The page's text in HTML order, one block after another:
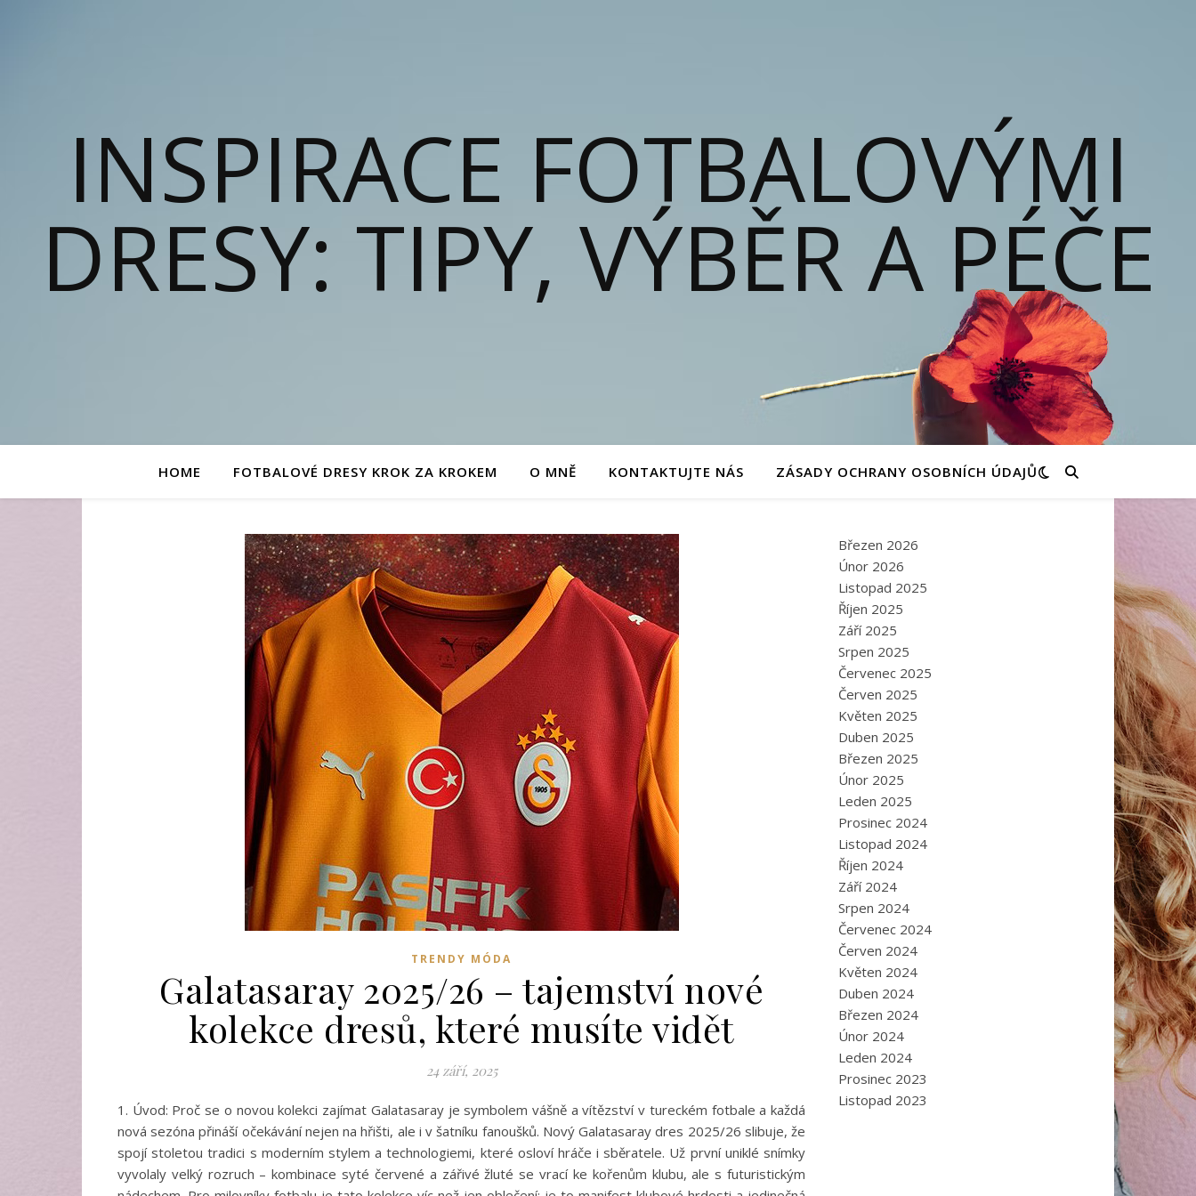
INSPIRACE FOTBALOVÝMI
DRESY: TIPY, VÝBĚR A PÉČE
HOME FOTBALOVÉ DRESY KROK ZA KROKEM O MNĚ KONTAKTUJTE NÁS ZÁSADY OCHRANY OSOBNÍCH ÚDAJŮ
TRENDY MÓDA
Galatasaray 2025/26 – tajemství nové
kolekce dresů, které musíte vidět
24 září, 2025
1. Úvod: Proč se o novou kolekci zajímat Galatasaray je symbolem vášně a vítězství v tureckém fotbale a každá
nová sezóna přináší očekávání nejen na hřišti, ale i v šatníku fanoušků. Nový Galatasaray dres 2025/26 slibuje, že
spojí stoletou tradici s moderním stylem a technologiemi, které osloví hráče i sběratele. Už první uniklé snímky
vyvolaly velký rozruch – kombinace syté červené a zářivé žluté se vrací ke kořenům klubu, ale s futuristickým
Březen 2026
Únor 2026
Listopad 2025
Říjen 2025
Září 2025
Srpen 2025
Červenec 2025
Červen 2025
Květen 2025
Duben 2025
Březen 2025
Únor 2025
Leden 2025
Prosinec 2024
Listopad 2024
Říjen 2024
Září 2024
Srpen 2024
Červenec 2024
Červen 2024
Květen 2024
Duben 2024
Březen 2024
Únor 2024
Leden 2024
Prosinec 2023
Listopad 2023